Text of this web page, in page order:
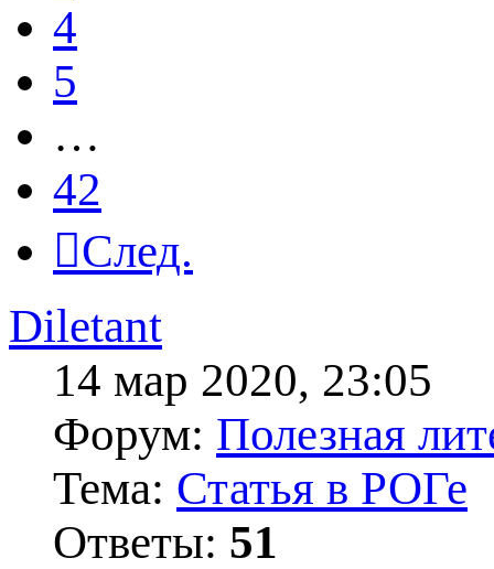
4
5
…
42
След.
Diletant
14 мар 2020, 23:05
Форум: Полезная
Тема: Статья в РОГе
Ответы: 51